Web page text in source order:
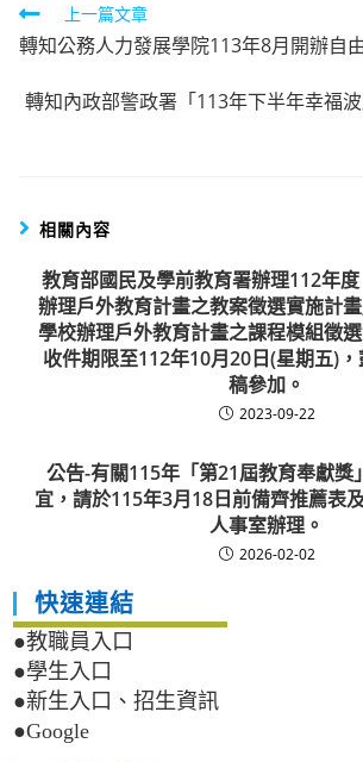
Read
more
articles
上一篇文章
轉知公務人力發展學院113年8月開辦自
轉知內政部警政署「113年下半年幸福
相關內容
教育部國民及學前教育署辦理112年
辦理戶外教育計畫之教案徵選實施計
學校辦理戶外教育計畫之課程模組徵
收件期限至112年10月20日(星期五)
稿參加。
2023-09-22
公告-有關115年「第21屆教育奉獻獎
宜，請於115年3月18日前備齊推薦表
人事室辦理。
2026-02-02
快速連結
●教職員入口
●學生入口
●新生入口、招生資訊
●Google